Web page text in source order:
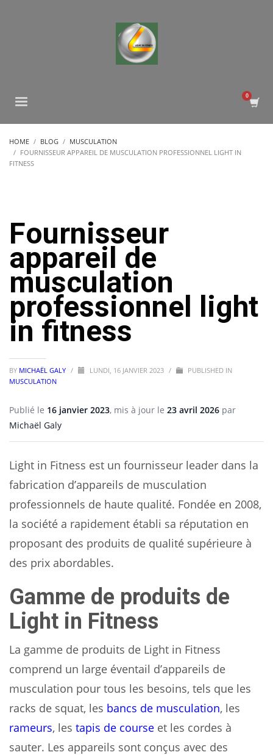
HOME BLOG
MUSCULATION
FOURNISSEUR APPAREIL DE MUSCULATION PROFESSIONNEL LIGHT IN
FITNESS
Fournisseur
appareil de
musculation
professionnel light
in fitness
BY MICHAËL GALY / LUNDI, 16 JANVIER 2023 /
PUBLISHED IN
MUSCULATION
Publié le 16 janvier 2023, mis à jour le 23 avril 2026 par
Michaël Galy
Light in Fitness est un fournisseur leader dans la
fabrication d’appareils de musculation
professionnels de haute qualité. Fondée en 2008,
la société a rapidement établi sa réputation en
proposant des produits de qualité supérieure à
des prix abordables.
Gamme de produits de
Light in Fitness
La gamme de produits de Light in Fitness
comprend un large éventail d’appareils de
musculation pour tous les besoins, tels que les
racks de squat, les bancs de musculation, les
rameurs, les tapis de course et les cordes à
sauter. Les appareils sont conçus avec des